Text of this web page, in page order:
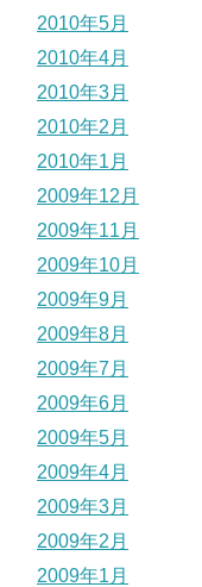
2010年5月
2010年4月
2010年3月
2010年2月
2010年1月
2009年12月
2009年11月
2009年10月
2009年9月
2009年8月
2009年7月
2009年6月
2009年5月
2009年4月
2009年3月
2009年2月
2009年1月